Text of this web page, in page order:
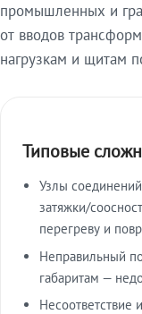
промышленных и
от вводов
нагрузкам и щитам
Типовые
Узлы
затяжки/
перегреву и
Неправильный
габаритам —
Несоответствие